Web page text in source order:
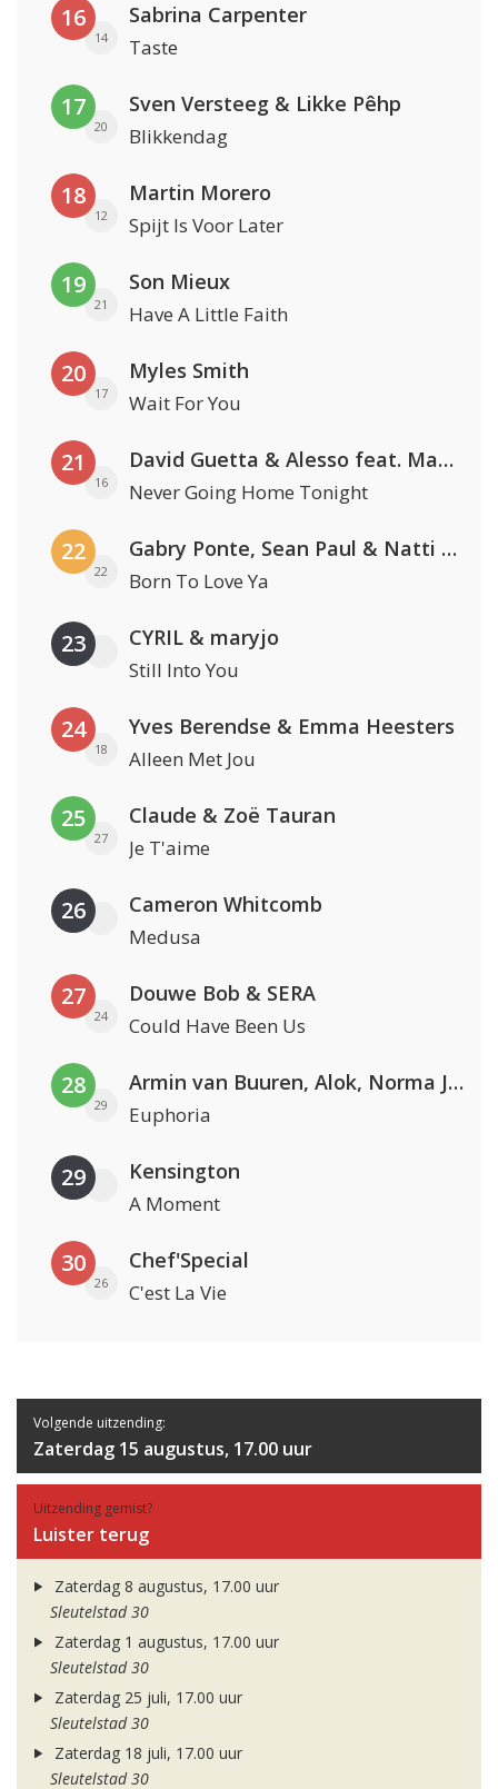
16
14
Sabrina Carpenter
Taste
17
20
Sven Versteeg & Likke Pêhp
Blikkendag
18
12
Martin Morero
Spijt Is Voor Later
19
21
Son Mieux
Have A Little Faith
20
17
Myles Smith
Wait For You
21
16
David Guetta & Alesso feat. Madison Love
Never Going Home Tonight
22
22
Gabry Ponte, Sean Paul & Natti Natasha
Born To Love Ya
23 CYRIL & maryjo
Still Into You
24
18
Yves Berendse & Emma Heesters
Alleen Met Jou
25
27
Claude & Zoë Tauran
Je T'aime
26 Cameron Whitcomb
Medusa
27
24
Douwe Bob & SERA
Could Have Been Us
28
29
Armin van Buuren, Alok, Norma Jean Martine & LAWRENT
Euphoria
29 Kensington
A Moment
30
26
Chef'Special
C'est La Vie
Volgende uitzending:
Zaterdag 15 augustus, 17.00 uur
Uitzending gemist?
Luister terug
Zaterdag 8 augustus, 17.00 uur
Sleutelstad 30
Zaterdag 1 augustus, 17.00 uur
Sleutelstad 30
Zaterdag 25 juli, 17.00 uur
Sleutelstad 30
Zaterdag 18 juli, 17.00 uur
Sleutelstad 30